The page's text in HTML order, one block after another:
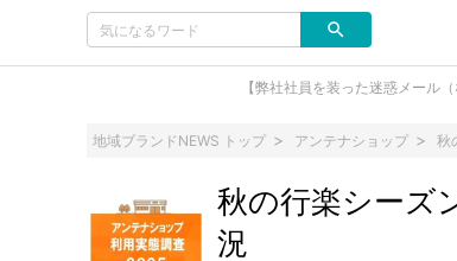
【弊社社員を装った迷惑メール
地域ブランドNEWS トップ アンテナショップ 秋
秋の行楽シーズ
況